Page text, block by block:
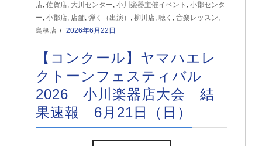
店, 佐賀店, 大川センター, 小川楽器主催イベント , 小郡センタ
ー, 小郡店, 店舗, 弾く（出演） , 柳川店, 聴く , 音楽レッスン,
鳥栖店
2026年6月22日
【コンクール】ヤマハエレ
クトーンフェスティバル
2026 小川楽器店大会 結
果速報 6月21日（日）